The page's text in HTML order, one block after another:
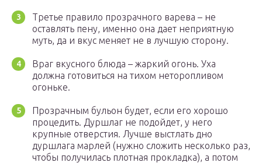
Третье правило прозрачного варева – не
оставлять пену, именно она дает неприятную
муть, да и вкус меняет не в лучшую сторону.
Враг вкусного блюда – жаркий огонь. Уха
должна готовиться на тихом неторопливом
огоньке.
Прозрачным бульон будет, если его хорошо
процедить. Дуршлаг не подойдет, у него
крупные отверстия. Лучше выстлать дно
дуршлага марлей (нужно сложить несколько раз,
чтобы получилась плотная прокладка), а потом